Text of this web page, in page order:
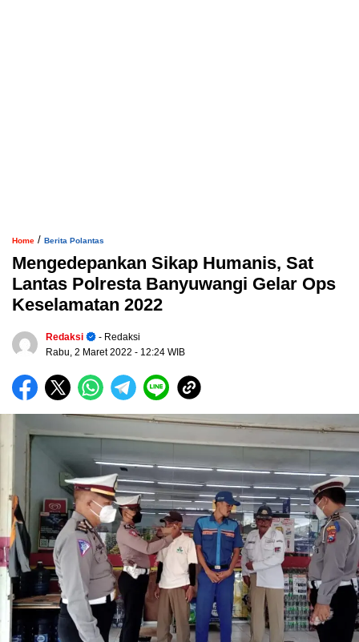
Home / Berita Polantas
Mengedepankan Sikap Humanis, Sat
Lantas Polresta Banyuwangi Gelar Ops
Keselamatan 2022
Redaksi
- Redaksi
Rabu, 2 Maret 2022 - 12:24 WIB